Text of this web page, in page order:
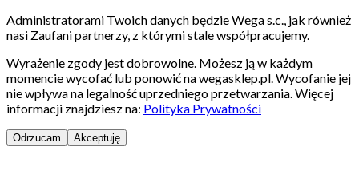
Administratorami Twoich danych będzie Wega s.c., jak również
nasi Zaufani partnerzy, z którymi stale współpracujemy.
Wyrażenie zgody jest dobrowolne. Możesz ją w każdym
momencie wycofać lub ponowić na wegasklep.pl. Wycofanie jej
nie wpływa na legalność uprzedniego przetwarzania. Więcej
informacji znajdziesz na: Polityka Prywatności
Odrzucam Akceptuję